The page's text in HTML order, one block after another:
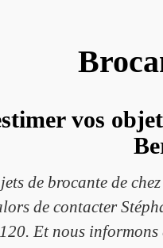
vos
de brocante de
de contacter
Et nous informons